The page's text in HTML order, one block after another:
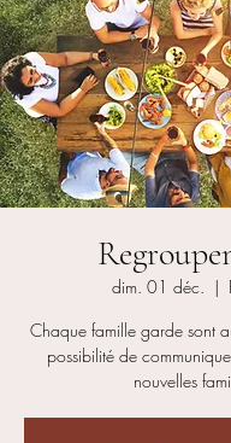
dim. 01 déc.
  |
Chaque famille garde sont
possibilité de
nouvelles